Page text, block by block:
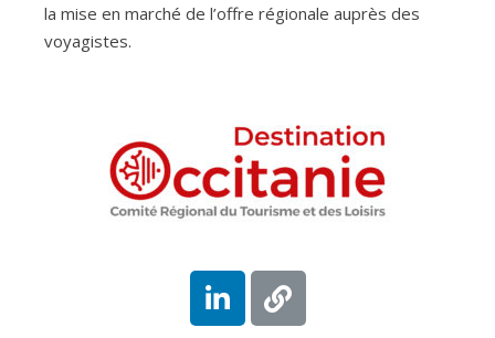
la mise en marché de l’offre régionale auprès des
voyagistes.